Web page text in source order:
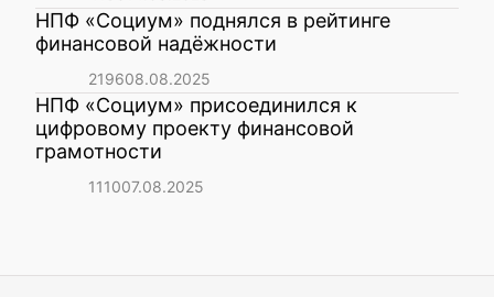
НПФ «Социум» поднялся в рейтинге
финансовой надёжности
219608.08.2025
НПФ «Социум» присоединился к
цифровому проекту финансовой
грамотности
111007.08.2025